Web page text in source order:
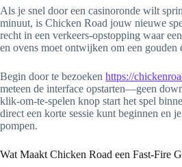
Als je snel door een casinoronde wilt
minuut, is Chicken Road jouw nieuwe
recht in een verkeers‑opstopping waar
en ovens moet ontwijken om een gouden
Begin door te bezoeken https://
meteen de interface opstarten—geen
klik‑om‑te‑spelen knop start het spel
direct een korte sessie kunt beginnen en
pompen.
Wat Maakt Chicken Road een Fast‑Fire